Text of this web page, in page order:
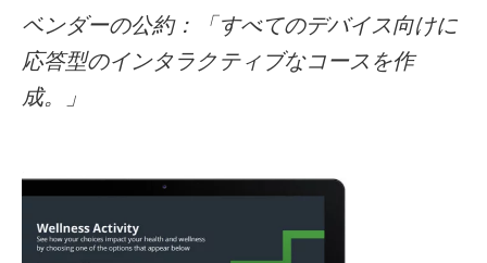
ベンダーの公約：「すべてのデバイス向けに
応答型のインタラクティブなコースを作
成。」